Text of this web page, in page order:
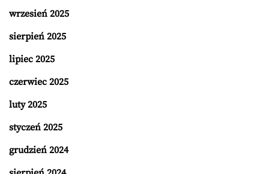
wrzesień 2025
sierpień 2025
lipiec 2025
czerwiec 2025
luty 2025
styczeń 2025
grudzień 2024